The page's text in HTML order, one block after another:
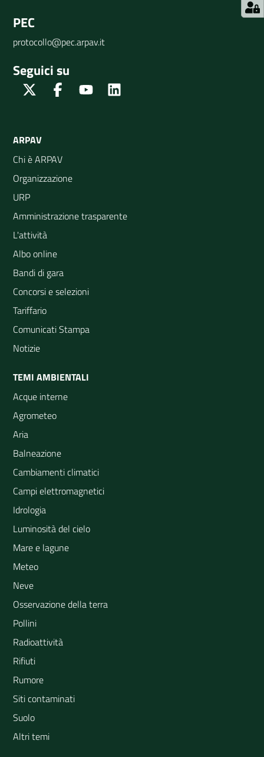
PEC
protocollo@pec.arpav.it
Seguici su
Twitter FacebookYoutube
ARPAV
Chi è ARPAV
Organizzazione
URP
Amministrazione trasparente
L'attività
Albo online
Bandi di gara
Concorsi e selezioni
Tariffario
Comunicati Stampa
Notizie
TEMI AMBIENTALI
Acque interne
Agrometeo
Aria
Balneazione
Cambiamenti climatici
Campi elettromagnetici
Idrologia
Luminosità del cielo
Mare e lagune
Meteo
Neve
Osservazione della terra
Pollini
Radioattività
Rifiuti
Rumore
Siti contaminati
Suolo
Altri temi